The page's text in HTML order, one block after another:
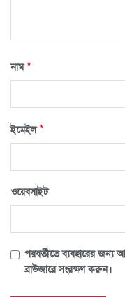
নাম*
ইমেইল*
ওয়েবসাইট
পরবর্তীতে ব্যবহারের জন্য
ব্রাউজারে সংরক্ষণ করুন।